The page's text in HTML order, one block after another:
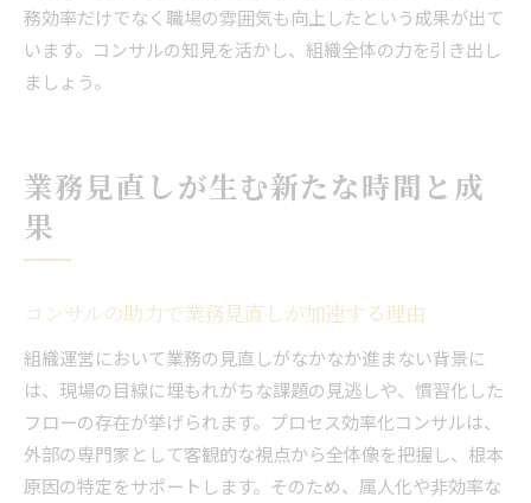
務効率だけでなく職場の雰囲気も向上したという成果が出て
います。コンサルの知見を活かし、組織全体の力を引き出し
ましょう。
業務見直しが生む新たな時間と成
果
コンサルの助力で業務見直しが加速する理由
組織運営において業務の見直しがなかなか進まない背景に
は、現場の目線に埋もれがちな課題の見逃しや、慣習化した
フローの存在が挙げられます。プロセス効率化コンサルは、
外部の専門家として客観的な視点から全体像を把握し、根本
原因の特定をサポートします。そのため、属人化や非効率な